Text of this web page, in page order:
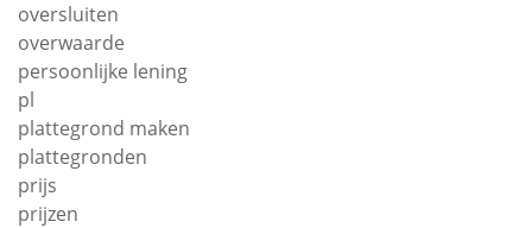
oversluiten
overwaarde
persoonlijke lening
pl
plattegrond maken
plattegronden
prijs
prijzen